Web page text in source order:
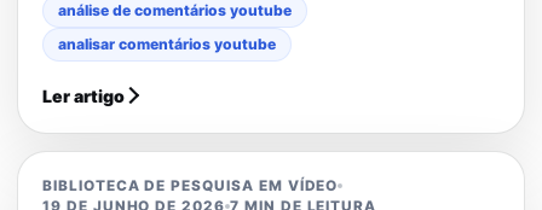
análise de comentários youtube
analisar comentários youtube
Ler artigo
BIBLIOTECA DE PESQUISA EM VÍDEO
19 DE JUNHO DE 2026 7 MIN DE LEITURA